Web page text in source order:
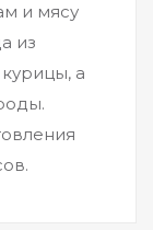
и мясу
из
а